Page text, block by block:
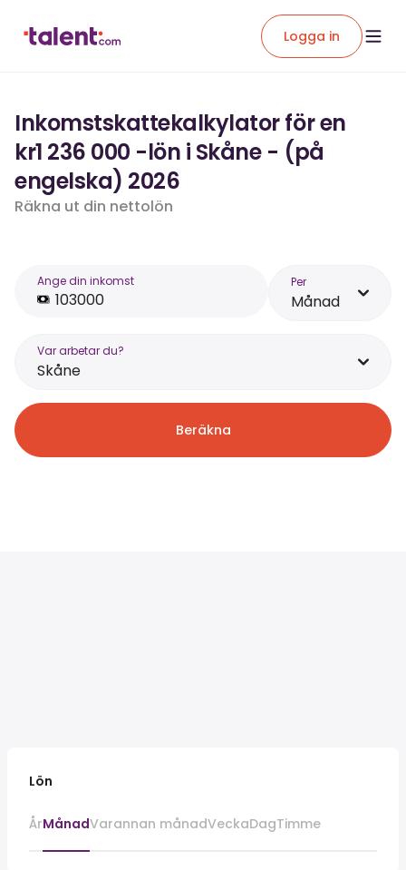
Logga in
Inkomstskattekalkylator för en
kr1 236 000 -lön i Skåne - (på
engelska) 2026
Räkna ut din nettolön
Ange din inkomst Per
Månad
Var arbetar du?
Skåne
Beräkna
Lön
ÅrMånadVarannan månadVeckaDagTimme